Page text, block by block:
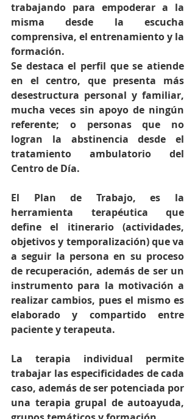
trabajando para empoderar a la
misma desde la escucha
comprensiva, el entrenamiento y la
formación.
Se destaca el perfil que se atiende
en el centro, que presenta más
desestructura personal y familiar,
mucha veces sin apoyo de ningún
referente; o personas que no
logran la abstinencia desde el
tratamiento ambulatorio del
Centro de Día.
El Plan de Trabajo, es la
herramienta terapéutica que
define el itinerario (actividades,
objetivos y temporalización) que va
a seguir la persona en su proceso
de recuperación, además de ser un
instrumento para la motivación a
realizar cambios, pues el mismo es
elaborado y compartido entre
paciente y terapeuta.
La terapia individual permite
trabajar las especificidades de cada
caso, además de ser potenciada por
una terapia grupal de autoayuda,